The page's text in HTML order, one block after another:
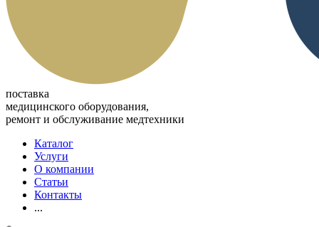
поставка
медицинского оборудования,
ремонт и обслуживание медтехники
Каталог
Услуги
О компании
Статьи
Контакты
...